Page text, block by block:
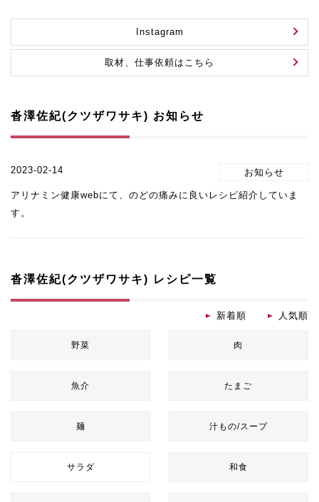
Instagram
取材、仕事依頼はこちら
沓澤佐紀(クツザワサキ) お知らせ
2023-02-14
アリナミン健康webにて、のどの痛みに良いレシピ紹介していま
す。
沓澤佐紀(クツザワサキ) レシピ一覧
新着順 人気順
野菜 肉
魚介 たまご
麺 汁もの/スープ
サラダ 和食